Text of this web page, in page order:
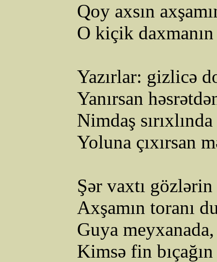
Qoy axsın
O kiçik
Yazırlar: gizlicə
Yanırsan
Nimdaş sırıxlında
Yoluna çıxırsan
Şər vaxtı
Axşamın toranı
Guya
Kimsə fin